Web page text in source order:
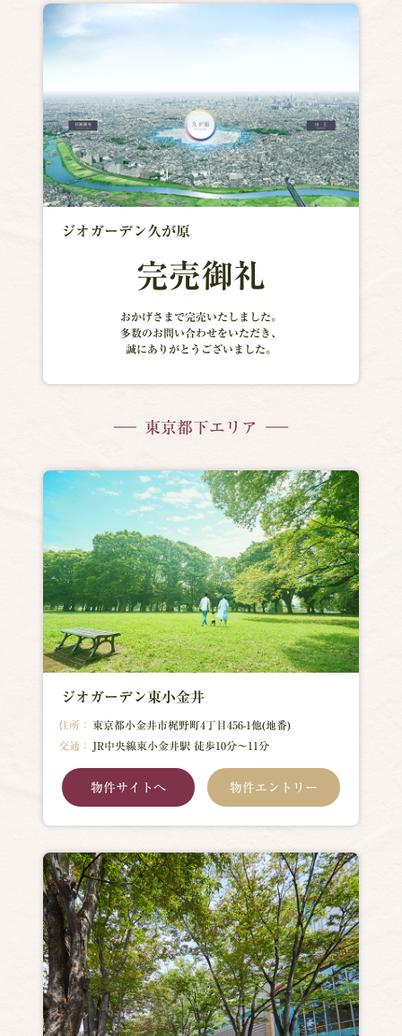
ジオガーデン久が原
完売御礼
おかげさまで完売いたしました。
多数のお問い合わせをいただき、
誠にありがとうございました。
東京都下エリア
ジオガーデン東小金井
住所：
東京都小金井市梶野町4丁目456-1他(地番)
交通：
JR中央線東小金井駅 徒歩10分～11分
物件サイトへ 物件エントリー